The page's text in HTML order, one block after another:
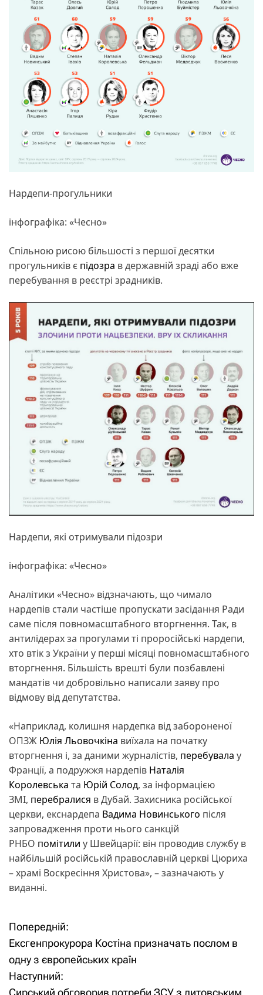
Нардепи-прогульники
інфографіка: «Чесно»
Спільною рисою більшості з першої десятки
прогульників є підозра в державній зраді або вже
перебування в реєстрі зрадників.
Нардепи, які отримували підозри
інфографіка: «Чесно»
Аналітики «Чесно» відзначають, що чимало
нардепів стали частіше пропускати засідання Ради
саме після повномасштабного вторгнення. Так, в
антилідерах за прогулами ті проросійські нардепи,
хто втік з України у перші місяці повномасштабного
вторгнення. Більшість врешті були позбавлені
мандатів чи добровільно написали заяву про
відмову від депутатства.
«Наприклад, колишня нардепка від забороненої
ОПЗЖ Юлія Льовочкіна виїхала на початку
вторгнення і, за даними журналістів, перебувала у
Франції, а подружжя нардепів Наталія
Королевська та Юрій Солод, за інформацією
ЗМІ, перебралися в Дубай. Захисника російської
церкви, екснардепа Вадима Новинського після
запровадження проти нього санкцій
РНБО помітили у Швейцарії: він проводив службу в
найбільшій російській православній церкві Цюриха
– храмі Воскресіння Христова», – зазначають у
виданні.
Н
а
в
Попередній:
Ексгенпрокурора Костіна призначать послом в
одну з європейських країн
Наступний: